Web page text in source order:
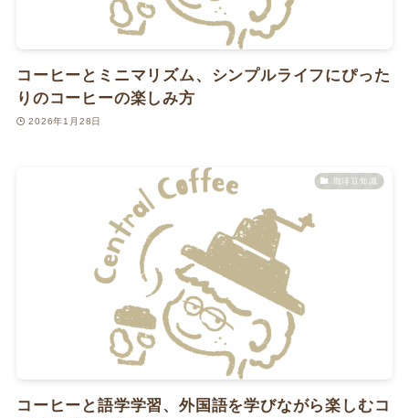
コーヒーとミニマリズム、シンプルライフにぴった
りのコーヒーの楽しみ方
2026年1月28日
珈琲豆知識
コーヒーと語学学習、外国語を学びながら楽しむコ